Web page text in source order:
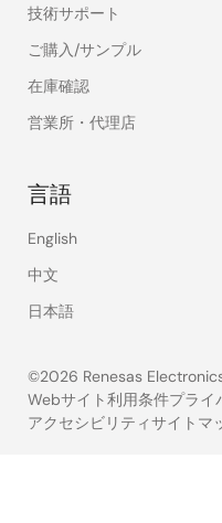
技術サポート
ご購入/サンプル
在庫確認
営業所・代理店
言語
English
中文
日本語
©2026 Renesas
Legal
Webサイト利用条件プライ
アクセシビリティサイトマ